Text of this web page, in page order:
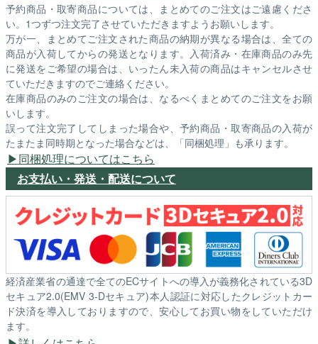
予約商品・取寄商品については、まとめてのご注文はご遠慮くださ
い。1つずつ注文完了させていただきますようお願いします。
万が一、まとめてご注文された商品の納期が異なる場合は、全ての
商品が入荷してからの発送となります。入荷済み・在庫商品のみ先
に発送をご希望の場合は、いったん未入荷の商品はキャンセルさせ
ていただきますのでご連絡ください。
在庫商品のみのご注文の場合は、なるべくまとめてのご注文をお願
いします。
誤って注文完了してしまった場合や、予約商品・取寄商品の入荷が
たまたま同時期となった場合などは、「同梱処理」も承ります。
同梱処理についてはこちら
お支払い・発送・配送について
経済産業省の通達で全てのECサイトへの導入が義務化されている3D
セキュア2.0(EMV 3-Dセキュア)本人認証に対応したクレジットカー
ド決済を導入しておりますので、安心してお買い物をしていただけ
ます。